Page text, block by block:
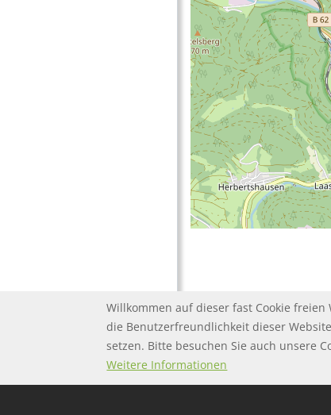
FOOTER MENU Twitter
FOOTER-
Impressum
Willkommen auf dieser fast Cookie
die Benutzerfreundlichkeit dieser
setzen. Bitte besuchen Sie auch unsere
Weitere Informationen